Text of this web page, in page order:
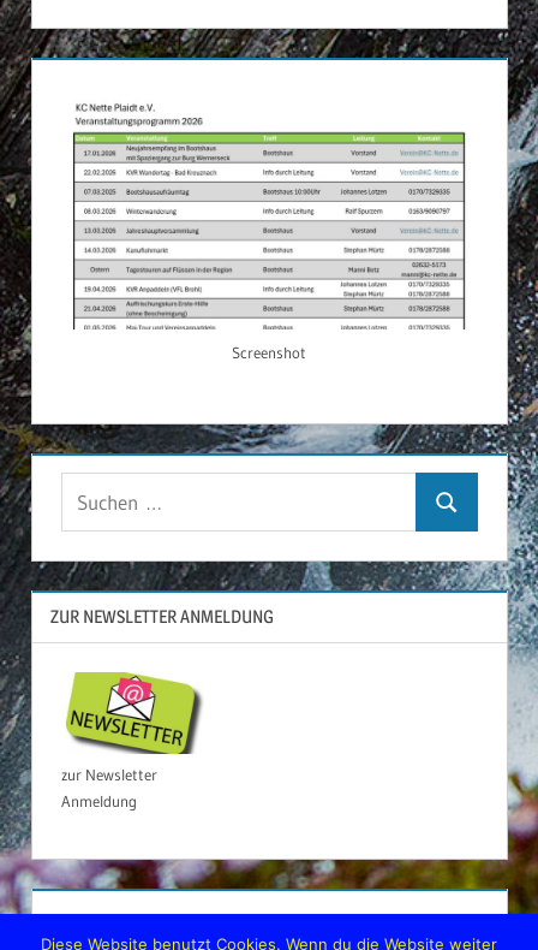
Screenshot
Suchen
ZUR NEWSLETTER ANMELDUNG
zur Newsletter
Anmeldung
Diese Website benutzt Cookies. Wenn du die Website weiter